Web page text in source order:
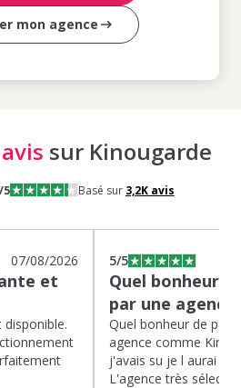
mon agence
sur Kinougarde
5 Basé sur 3,2Kavis
07/08/2026
et
disponible.
5/5
Quel bonheur
par une
Quel bonheur de
agence comme
j'avais su je l aurai
L'agence très